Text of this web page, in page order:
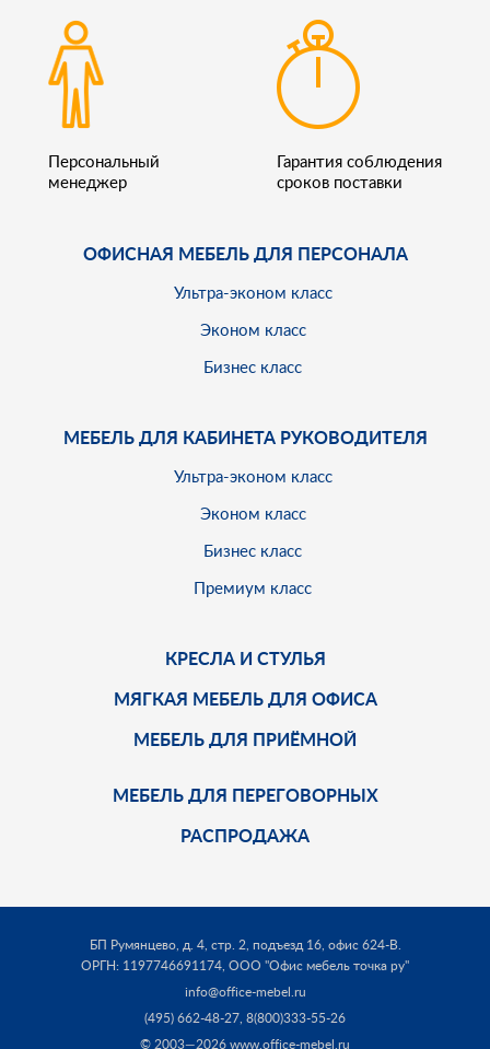
Персональный
менеджер
Гарантия соблюдения
сроков поставки
ОФИСНАЯ МЕБЕЛЬ ДЛЯ ПЕРСОНАЛА
Ультра-эконом класс
Эконом класс
Бизнес класс
МЕБЕЛЬ ДЛЯ КАБИНЕТА РУКОВОДИТЕЛЯ
Ультра-эконом класс
Эконом класс
Бизнес класс
Премиум класс
КРЕСЛА И СТУЛЬЯ
МЯГКАЯ МЕБЕЛЬ ДЛЯ ОФИСА
МЕБЕЛЬ ДЛЯ ПРИЁМНОЙ
МЕБЕЛЬ ДЛЯ ПЕРЕГОВОРНЫХ
РАСПРОДАЖА
БП Румянцево, д. 4, стр. 2, подъезд 16, офис 624-В.
ОРГН: 1197746691174, ООО "Офис мебель точка ру"
info@office-mebel.ru
(495) 662-48-27, 8(800)333-55-26
© 2003—2026 www.office-mebel.ru